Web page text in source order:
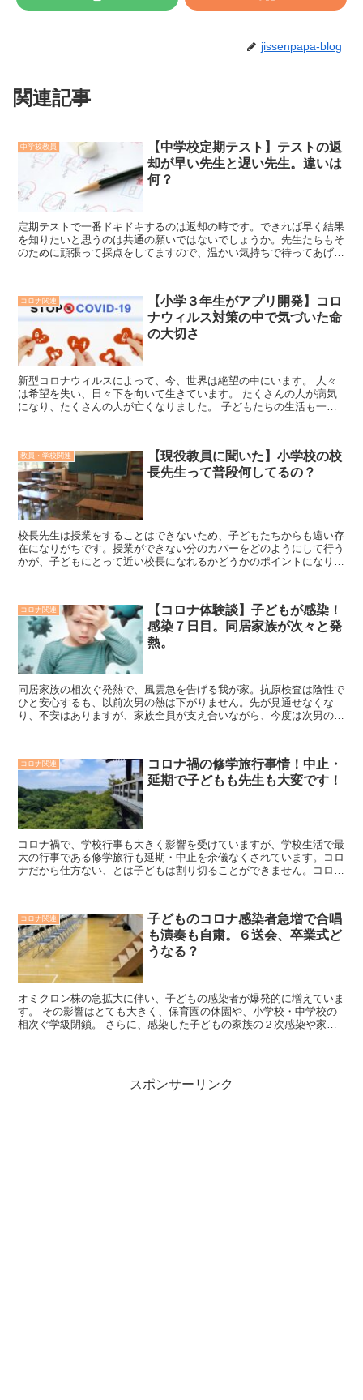
jissenpapa-blog
関連記事
中学校教員
【中学校定期テスト】テストの返
却が早い先生と遅い先生。違いは
何？
定期テストで一番ドキドキするのは返却の時です。できれば早く結果
を知りたいと思うのは共通の願いではないでしょうか。先生たちもそ
のために頑張って採点をしてますので、温かい気持ちで待ってあげら
コロナ関連
【小学３年生がアプリ開発】コロ
ナウィルス対策の中で気づいた命
の大切さ
新型コロナウィルスによって、今、世界は絶望の中にいます。 人々
は希望を失い、日々下を向いて生きています。 たくさんの人が病気
になり、たくさんの人が亡くなりました。 子どもたちの生活も一変
教員・学校関連
【現役教員に聞いた】小学校の校
長先生って普段何してるの？
校長先生は授業をすることはできないため、子どもたちからも遠い存
在になりがちです。授業ができない分のカバーをどのようにして行う
かが、子どもにとって近い校長になれるかどうかのポイントになりま
コロナ関連
【コロナ体験談】子どもが感染！
感染７日目。同居家族が次々と発
熱。
同居家族の相次ぐ発熱で、風雲急を告げる我が家。抗原検査は陰性で
ひと安心するも、以前次男の熱は下がりません。先が見通せなくな
り、不安はありますが、家族全員が支え合いながら、今度は次男の体
コロナ関連
コロナ禍の修学旅行事情！中止・
延期で子どもも先生も大変です！
コロナ禍で、学校行事も大きく影響を受けていますが、学校生活で最
大の行事である修学旅行も延期・中止を余儀なくされています。コロ
ナだから仕方ない、とは子どもは割り切ることができません。コロナ
コロナ関連
子どものコロナ感染者急増で合唱
も演奏も自粛。６送会、卒業式ど
うなる？
オミクロン株の急拡大に伴い、子どもの感染者が爆発的に増えていま
す。 その影響はとても大きく、保育園の休園や、小学校・中学校の
相次ぐ学級閉鎖。 さらに、感染した子どもの家族の２次感染や家族
スポンサーリンク